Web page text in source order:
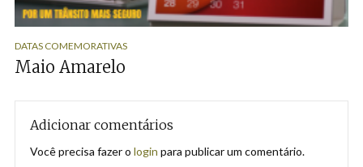
DATAS COMEMORATIVAS
Maio Amarelo
Adicionar comentários
Você precisa fazer o login para publicar um comentário.